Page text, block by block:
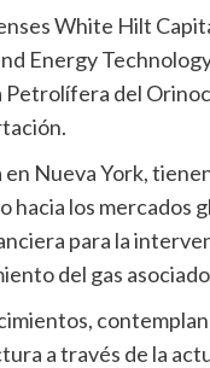
White Hilt
Energy
del
en Nueva York,
hacia los mercados
para la
del gas
a través de la